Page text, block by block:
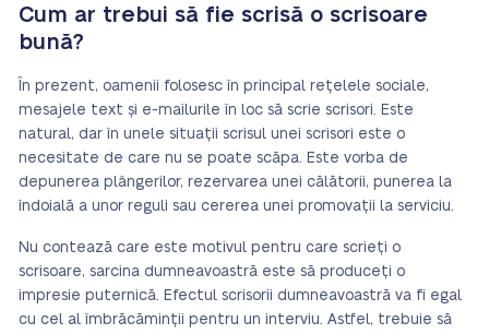
Cum ar trebui să fie scrisă o scrisoare
bună?
În prezent, oamenii folosesc în principal rețelele sociale,
mesajele text și e-mailurile în loc să scrie scrisori. Este
natural, dar în unele situații scrisul unei scrisori este o
necesitate de care nu se poate scăpa. Este vorba de
depunerea plângerilor, rezervarea unei călătorii, punerea la
îndoială a unor reguli sau cererea unei promovații la serviciu.
Nu contează care este motivul pentru care scrieți o
scrisoare, sarcina dumneavoastră este să produceți o
impresie puternică. Efectul scrisorii dumneavoastră va fi egal
cu cel al îmbrăcăminții pentru un interviu. Astfel, trebuie să